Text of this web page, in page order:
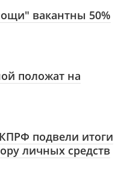
вакантны 50%
положат на
подвели итоги
личных средств